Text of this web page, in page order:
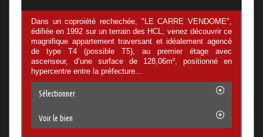
Dans un coproiété rechechée, "LE CARRE VENDOME",
édifiée en 1992 sur un terrain des HCL, venez découvrir ce
magnifique appartement traversant et idéalement agencé
de type T4 (possible T5), au premier étage avec
ascenseur, d’une surface de 128,06m², positionné en
hypercentre entre la préfecture...
Sélectionner
Voir le bien